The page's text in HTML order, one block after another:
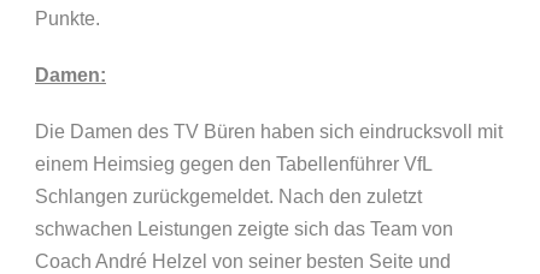
Punkte.
Damen:
Die Damen des TV Büren haben sich eindrucksvoll mit
einem Heimsieg gegen den Tabellenführer VfL
Schlangen zurückgemeldet. Nach den zuletzt
schwachen Leistungen zeigte sich das Team von
Coach André Helzel von seiner besten Seite und